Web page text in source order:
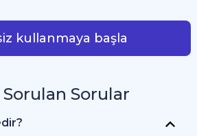
kullanmaya başla
Sorulan Sorular